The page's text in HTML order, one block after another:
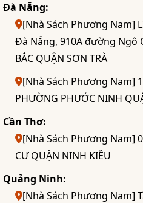
Đà Nẵng:
[Nhà Sách Phương Nam]
Đà Nẵng, 910A đường Ngô
BẮC QUẬN SƠN TRÀ
[Nhà Sách Phương Nam]
PHƯỜNG PHƯỚC NINH
Cần Thơ:
[Nhà Sách Phương Nam]
CƯ QUẬN NINH KIỀU
Quảng Ninh:
[Nhà Sách Phương Nam]